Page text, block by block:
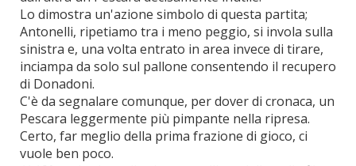
Lo dimostra un'azione simbolo di questa partita;
Antonelli, ripetiamo tra i meno peggio, si invola sulla
sinistra e, una volta entrato in area invece di tirare,
inciampa da solo sul pallone consentendo il recupero
di Donadoni.
C'è da segnalare comunque, per dover di cronaca, un
Pescara leggermente più pimpante nella ripresa.
Certo, far meglio della prima frazione di gioco, ci
vuole ben poco.